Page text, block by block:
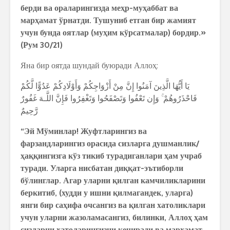
берди ва ораларингизда меҳр-муҳаббат ва
марҳамат ўрнатди. Тушуниб етган бир жамият
учун бунда оятлар (муҳим кўрсатмалар) бордир.»
(Рум 30/21)
Яна бир оятда шундай буюради Аллоҳ:
يَا أَيُّهَا الَّذِينَ آمَنُوا إِنَّ مِنْ أَزْوَاجِكُمْ وَأَوْلَادِكُمْ عَدُوًّا لَّكُمْ
فَاحْذَرُوهُمْ ۚ وَإِن تَعْفُوا وَتَصْفَحُوا وَتَغْفِرُوا فَإِنَّ اللَّـهَ غَفُورٌ
رَّحِيمٌ
“Эй Мўминлар! Жуфтларингиз ва
фарзандларингиз орасида сизларга душманлик/
ҳаққингизга кўз тикиб турадиганлари ҳам учраб
туради. Уларга нисбатан диққат-эътиборли
бўлинглар. Агар уларни қилган камчиликларини
беркитиб, (худди у ишни қилмагандек, уларга)
янги бир саҳифа очсангиз ва қилган хатоликлари
учун уларни жазоламасангиз, билинки, Аллоҳ ҳам